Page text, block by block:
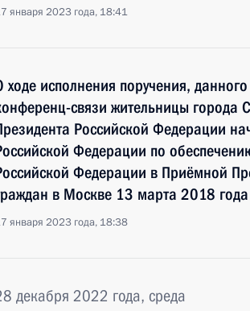
января 2023 года, 18:41
ходе исполнения поручения,
связи жительницы города
Российской Федерации
Федерации по
Федерации в Приёмной
в Москве 13 марта 2018 года
января 2023 года, 18:38
декабря 2022 года, среда